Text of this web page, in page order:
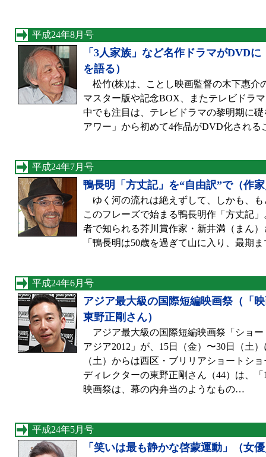
平成24年8月号
「3人家族」など名作ドラマがDVD
を語る）
松竹(株)は、ことし映画監督の木下惠介
マスター版や記念BOX、またテレビドラ
中でも注目は、テレビドラマの黎明期に
アワー」から初めて4作品がDVD化される
平成24年7月号
鴨長明「方丈記」を“自由訳”で（作
ゆく河の流れは絶えずして、しかも、
このフレーズで始まる鴨長明作「方丈記
者で知られる芥川賞作家・新井満（まん
「鴨長明は50歳を過ぎて山に入り、最期
平成24年6月号
アジア最大級の国際短編映画祭（「
東野正剛さん）
アジア最大級の国際短編映画祭「ショ
アジア2012」が、15日（金）〜30日（土
（土）からは西区・ブリリアショートシ
ディレクターの東野正剛さん（44）は、
映画祭は、幕の内弁当のようなもの…
平成24年5月号
「笑いは最も静かな啓蒙運動」（女